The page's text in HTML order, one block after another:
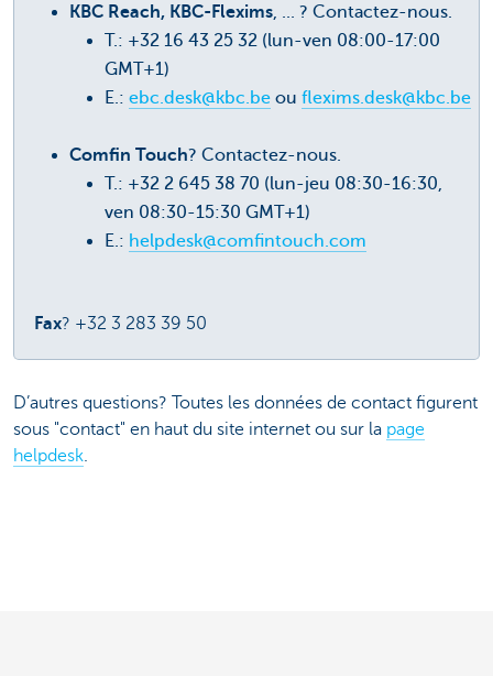
KBC Reach, KBC-Flexims , ... ? Contactez-nous.
T.: +32 16 43 25 32 (lun-ven 08:00-17:00
GMT+1)
E.: ebc.desk@kbc.be ou flexims.desk@kbc.be
Comfin Touch? Contactez-nous.
T.: +32 2 645 38 70 (lun-jeu 08:30-16:30,
ven 08:30-15:30 GMT+1)
E.: helpdesk@comfintouch.com
Fax? +32 3 283 39 50
D’autres questions? Toutes les données de contact figurent
sous "contact" en haut du site internet ou sur la page
helpdesk